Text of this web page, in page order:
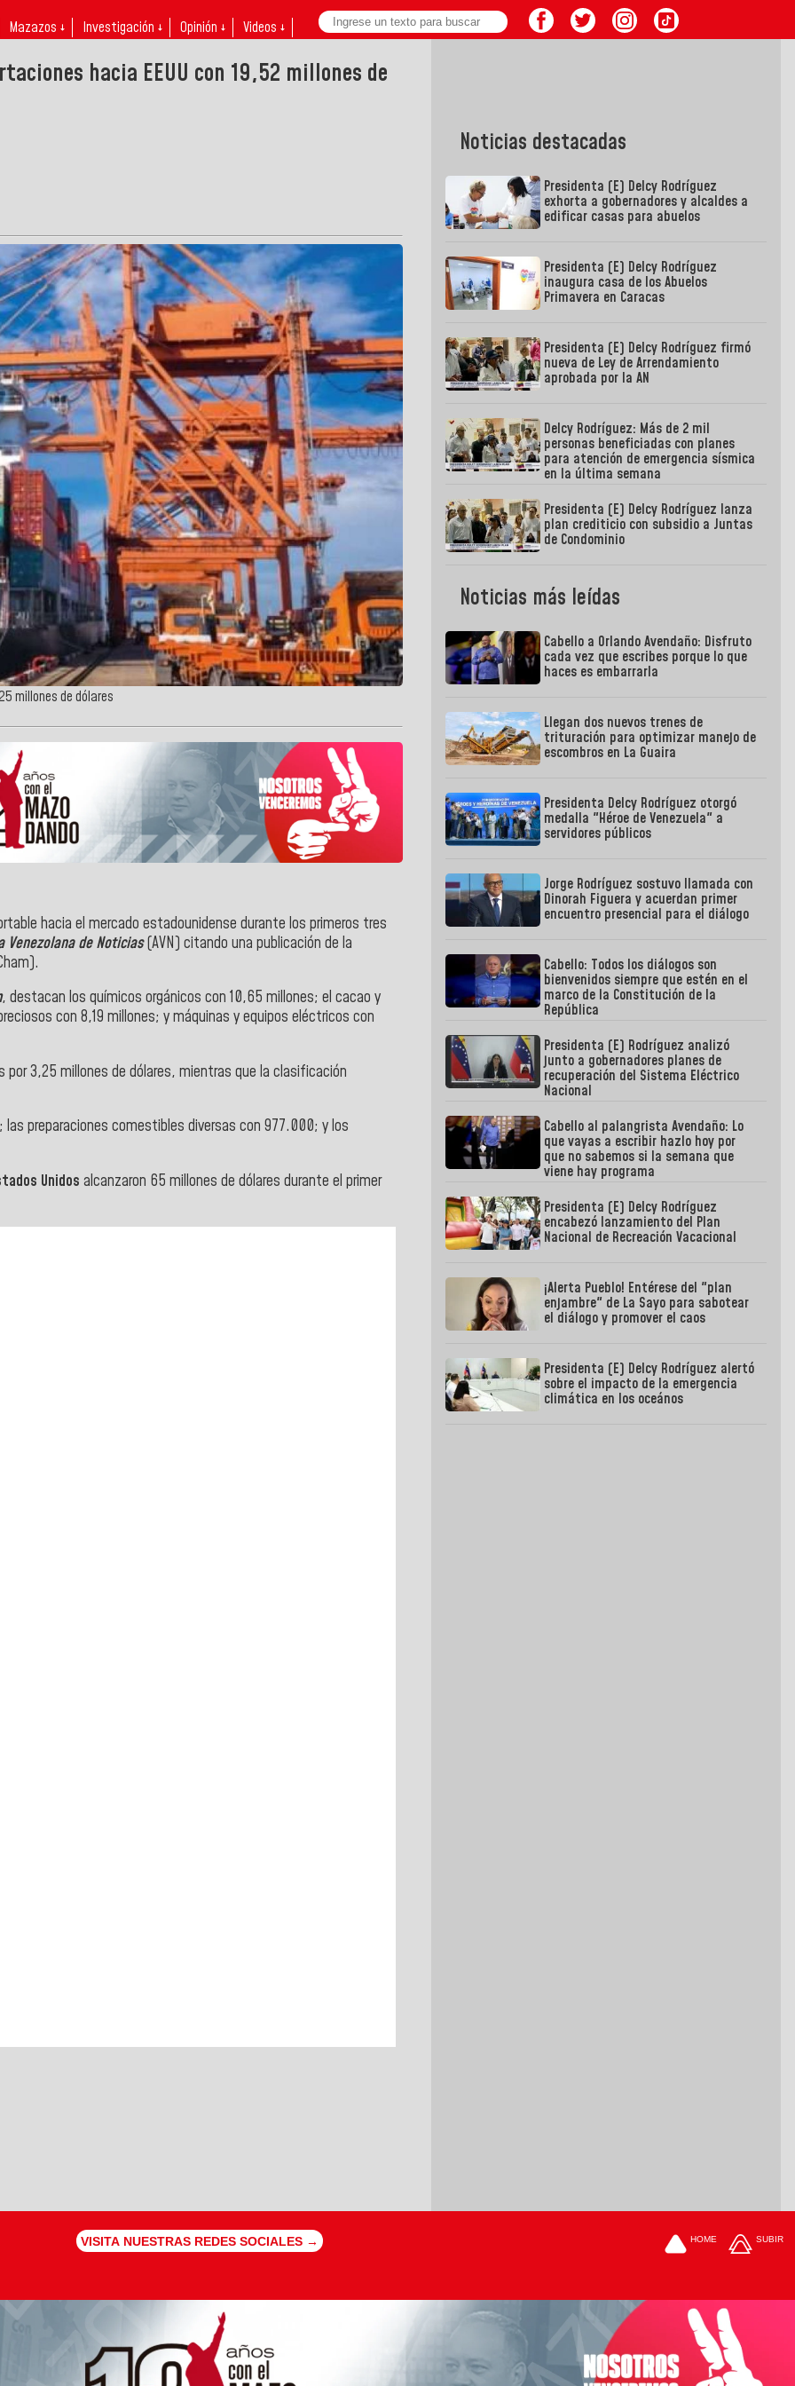
Mazazos ↓ Investigación ↓ Opinión ↓ Videos ↓
hacia EEUU con 19,52 millones de
millones de dólares
hacia el mercado estadounidense durante los primeros tres
Venezolana de Noticias(AVN) citando una publicación de la
, destacan los químicos orgánicos con 10,65 millones; el cacao y
con 8,19 millones; y máquinas y equipos eléctricos con
3,25 millones de dólares, mientras que la clasificación
preparaciones comestibles diversas con 977.000; y los
Unidos alcanzaron 65 millones de dólares durante el primer
Noticias destacadas
Presidenta (E) Delcy Rodríguez
exhorta a gobernadores y alcaldes a
edificar casas para abuelos
Presidenta (E) Delcy Rodríguez
inaugura casa de los Abuelos
Primavera en Caracas
Presidenta (E) Delcy Rodríguez firmó
nueva de Ley de Arrendamiento
aprobada por la AN
Delcy Rodríguez: Más de 2 mil
personas beneficiadas con planes
para atención de emergencia sísmica
en la última semana
Presidenta (E) Delcy Rodríguez lanza
plan crediticio con subsidio a Juntas
de Condominio
Noticias más leídas
Cabello a Orlando Avendaño: Disfruto
cada vez que escribes porque lo que
haces es embarrarla
Llegan dos nuevos trenes de
trituración para optimizar manejo de
escombros en La Guaira
Presidenta Delcy Rodríguez otorgó
medalla "Héroe de Venezuela" a
servidores públicos
Jorge Rodríguez sostuvo llamada con
Dinorah Figuera y acuerdan primer
encuentro presencial para el diálogo
Cabello: Todos los diálogos son
bienvenidos siempre que estén en el
marco de la Constitución de la
República
Presidenta (E) Rodríguez analizó
junto a gobernadores planes de
recuperación del Sistema Eléctrico
Nacional
Cabello al palangrista Avendaño: Lo
que vayas a escribir hazlo hoy por
que no sabemos si la semana que
viene hay programa
Presidenta (E) Delcy Rodríguez
encabezó lanzamiento del Plan
Nacional de Recreación Vacacional
¡Alerta Pueblo! Entérese del "plan
enjambre" de La Sayo para sabotear
el diálogo y promover el caos
Presidenta (E) Delcy Rodríguez alertó
sobre el impacto de la emergencia
climática en los oceános
VISITA NUESTRAS REDES SOCIALES → HOME SUBIR